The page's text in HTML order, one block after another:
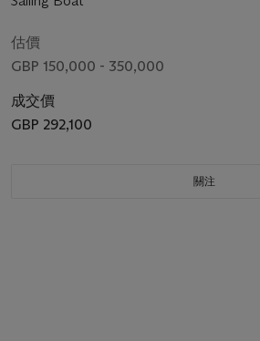
估價
GBP 150,000 - 350,000
成交價
GBP 292,100
關注